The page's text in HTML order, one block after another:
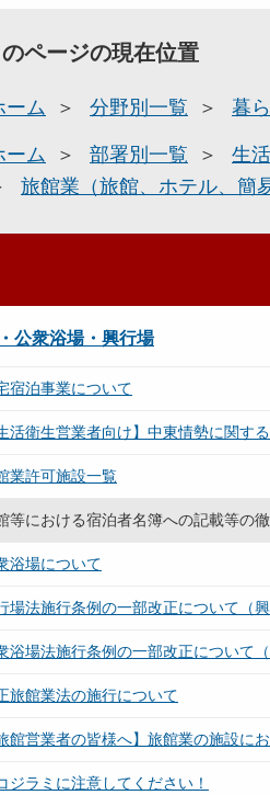
ページの現在位置
ーム 分野別一覧 暮
ーム 部署別一覧 生
旅館業（旅館、ホテル、簡
公衆浴場・興行場
宿泊事業について
生活衛生営業者向け】中東情勢に関す
業許可施設一覧
等における宿泊者名簿への記載等の
浴場について
場法施行条例の一部改正について（
浴場法施行条例の一部改正について
旅館業法の施行について
旅館営業者の皆様へ】旅館業の施設に
ジラミに注意してください！